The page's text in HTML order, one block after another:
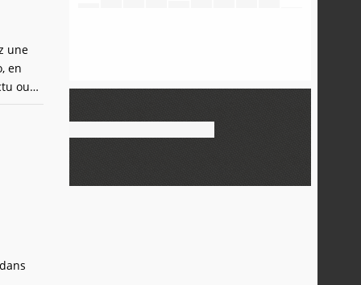
une
en
ou